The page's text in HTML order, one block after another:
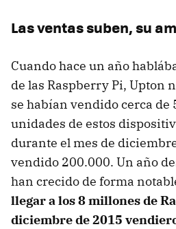
Las ventas suben, su
Cuando hace un año
de las Raspberry Pi, Upton
se habían vendido cerca de
unidades de estos
durante el mes de
vendido 200.000. Un año
han crecido de forma
llegar a los 8 millones de
diciembre de 2015